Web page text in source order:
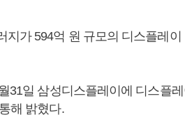
가 594억 원 규모의 디스플레
31일 삼성디스플레이에 디스플
해 밝혔다.